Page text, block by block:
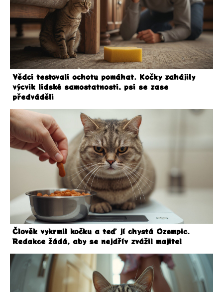
Vědci testovali ochotu pomáhat. Kočky zahájily
výcvik lidské samostatnosti, psi se zase
předváděli
Člověk vykrmil kočku a teď jí chystá Ozempic.
Redakce žádá, aby se nejdřív zvážil majitel